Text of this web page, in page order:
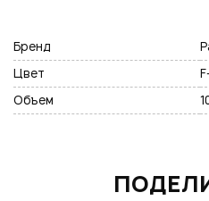
Бренд
Цвет
Объем
Подписаться на